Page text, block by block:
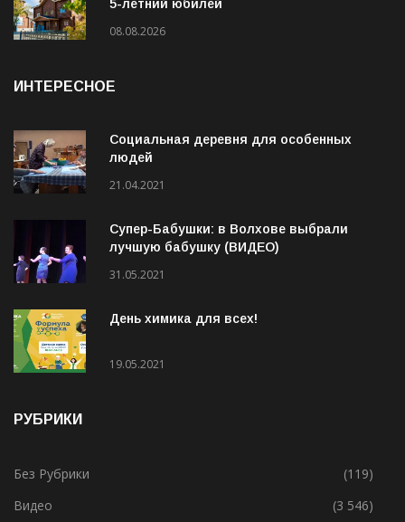
5-летний юбилей
08.08.2026
ИНТЕРЕСНОЕ
Социальная деревня для особенных
людей
21.04.2021
Супер-Бабушки: в Волхове выбрали
лучшую бабушку (ВИДЕО)
31.05.2021
День химика для всех!
19.05.2021
РУБРИКИ
Без Рубрики
(119)
Видео
(3 546)